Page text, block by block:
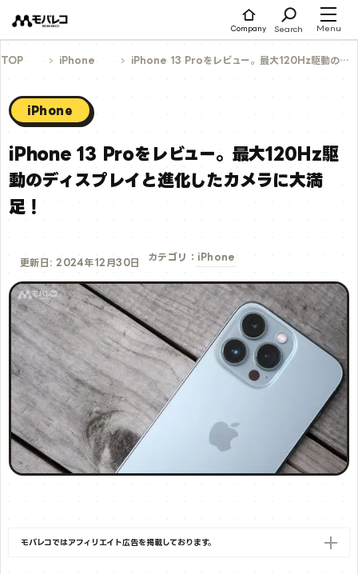
ツ
ス
Company Search Menu
TOP iPhone iPhone 13 Proをレビュー。最大120Hz駆動のディスプレイと進化したカメラに大満足！
iPhone
iPhone 13 Proをレビュー。最大120Hz駆
動のディスプレイと進化したカメラに大満
足！
更新日: 2024年12月30日
カテゴリ： iPhone
モバレコではアフィリエイト広告を掲載しております。